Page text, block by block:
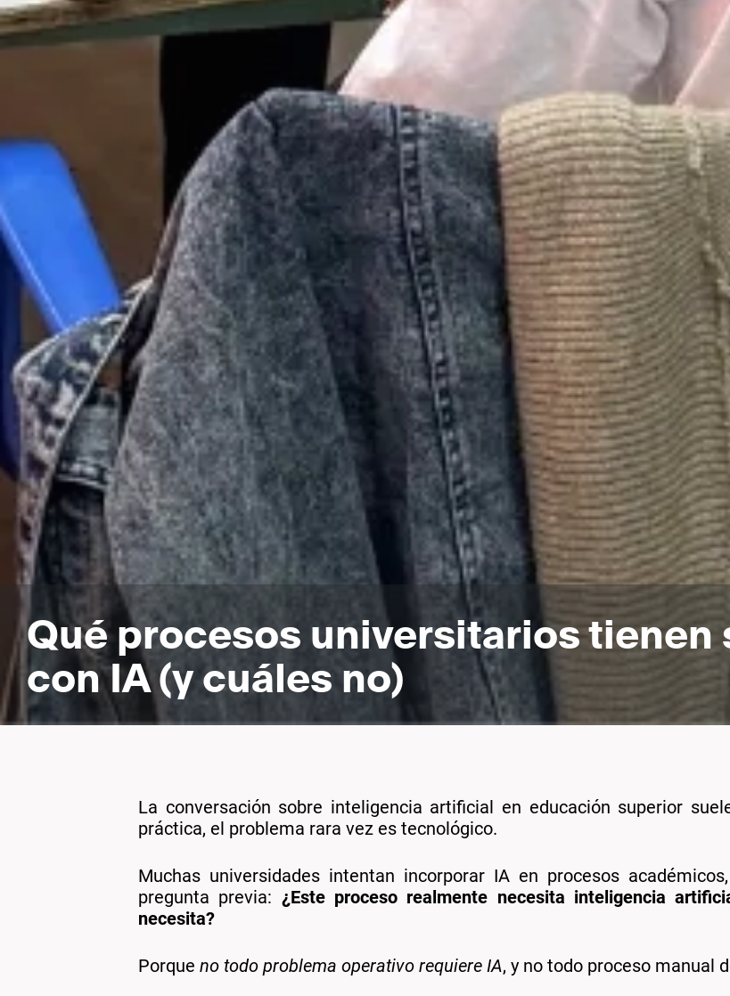
Qué procesos universitarios
con IA (y cuáles no)
La conversación sobre inteligencia artificial en educación superior
práctica, el problema rara vez es tecnológico.
Muchas universidades intentan incorporar IA en procesos
pregunta previa: ¿Este proceso realmente necesita inteligencia
necesita?
Porque no todo problema operativo requiere IA, y no todo proceso manual